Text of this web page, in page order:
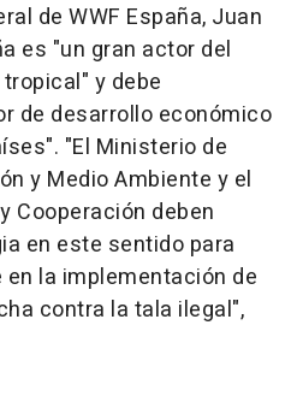
de WWF España, Juan
es "un gran actor del
y debe
de desarrollo económico
"El Ministerio de
y Medio Ambiente y el
Cooperación deben
en este sentido para
la implementación de
contra la tala ilegal",